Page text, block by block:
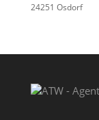
24251 Osdorf